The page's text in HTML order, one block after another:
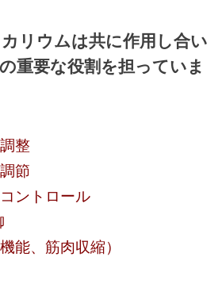
リウムは共に作用し合い
重要な役割を担っていま
整
節
ントロール
能、筋肉収縮）